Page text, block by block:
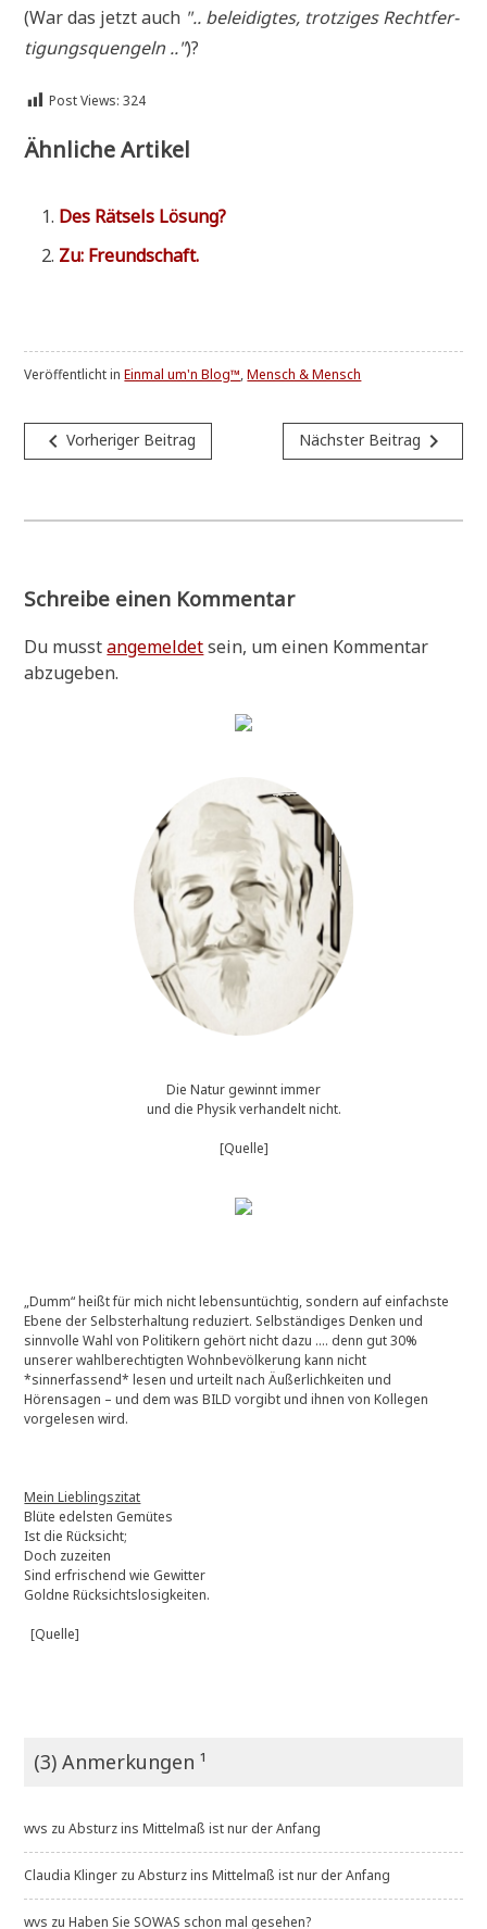
(War das jetzt auch ".. belei­dig­tes, trot­zi­ges Recht­fer­
ti­gungs­quen­geln ..")?
Post Views: 324
Ähnliche Artikel
Des Rät­sels Lösung?
Zu: Freund­schaft.
Veröffentlicht inEinmal um'n Blog™,Mensch & Mensch
Beitragsnavigation
navigate_beforeVorheriger Beitrag Nächster Beitrag navigate_next
Schreibe einen Kommentar
Du musstangemeldetsein, um einen Kommentar
abzugeben.
Die Natur gewinnt immer
und die Physik verhandelt nicht.
[Quelle]
„Dumm“ heißt für mich nicht lebensuntüchtig, sondern auf einfachste
Ebene der Selbsterhaltung reduziert. Selbständiges Denken und
sinnvolle Wahl von Politikern gehört nicht dazu …. denn gut 30%
unserer wahlberechtigten Wohnbevölkerung kann nicht
*sinnerfassend* lesen und urteilt nach Äußerlichkeiten und
Hörensagen – und dem was BILD vorgibt und ihnen von Kollegen
vorgelesen wird.
Mein Lieblingszitat
Blüte edelsten Gemütes
Ist die Rücksicht;
Doch zuzeiten
Sind erfrischend wie Gewitter
Goldne Rücksichtslosigkeiten.
[Quelle]
(3) Anmerkungen ¹
wvs zuAbsturz ins Mittelmaß ist nur der Anfang
Claudia Klinger zuAbsturz ins Mittelmaß ist nur der Anfang
wvs zuHaben Sie SOWAS schon mal gesehen?